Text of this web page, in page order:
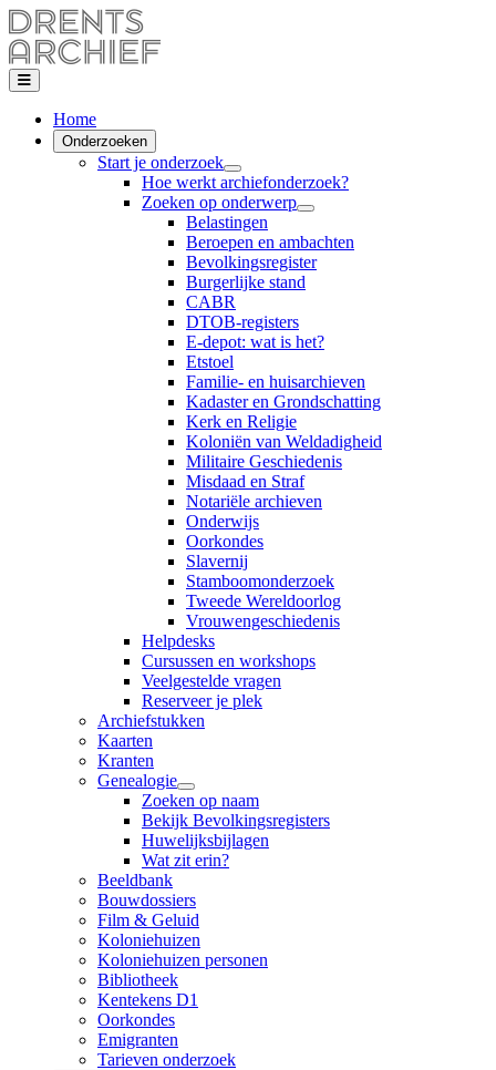
Home
Onderzoeken
Start je onderzoek
Hoe werkt archiefonderzoek?
Zoeken op onderwerp
Belastingen
Beroepen en ambachten
Bevolkingsregister
Burgerlijke stand
CABR
DTOB-registers
E-depot: wat is het?
Etstoel
Familie- en huisarchieven
Kadaster en Grondschatting
Kerk en Religie
Koloniën van Weldadigheid
Militaire Geschiedenis
Misdaad en Straf
Notariële archieven
Onderwijs
Oorkondes
Slavernij
Stamboomonderzoek
Tweede Wereldoorlog
Vrouwengeschiedenis
Helpdesks
Cursussen en workshops
Veelgestelde vragen
Reserveer je plek
Archiefstukken
Kaarten
Kranten
Genealogie
Zoeken op naam
Bekijk Bevolkingsregisters
Huwelijksbijlagen
Wat zit erin?
Beeldbank
Bouwdossiers
Film & Geluid
Koloniehuizen
Koloniehuizen personen
Bibliotheek
Kentekens D1
Oorkondes
Emigranten
Tarieven onderzoek